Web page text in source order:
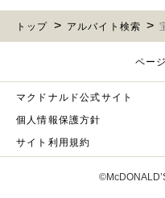
トップ アルバイト検索
ペー
マクドナルド公式サイト
個人情報保護方針
サイト利用規約